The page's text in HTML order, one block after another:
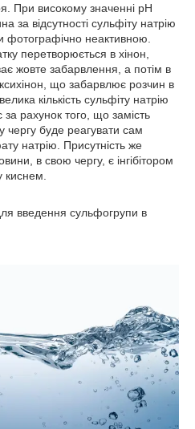
При високому значенні pH
за відсутності сульфіту натрію
фотографічно неактивною.
перетворюється в хінон,
жовте забарвлення, а потім в
що забарвлює розчин в
кількість сульфіту натрію
за рахунок того, що замість
чергу буде реагувати сам
натрію. Присутність же
в свою чергу, є інгібітором
киснем.
введення сульфогрупи в